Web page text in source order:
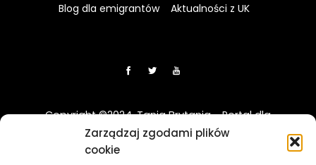
Zarządzaj zgodami plików
cookie
Blog dla emigrantów Aktualności z UK
Copyright ©2024. Tania Brytania - Portal dla
Polaków w UK